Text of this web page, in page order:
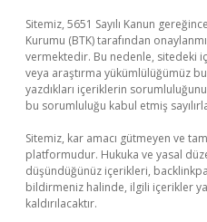
Sitemiz, 5651 Sayılı Kanun
Kurumu (BTK) tarafından
vermektedir. Bu nedenle, sitedeki
veya araştırma yükümlülüğümüz
yazdıkları içeriklerin
bu sorumluluğu kabul etmiş
Sitemiz, kar amacı gütmeyen ve
platformudur. Hukuka ve yasal
düşündüğünüz içerikleri,
bildirmeniz halinde, ilgili içerikler
kaldırılacaktır.